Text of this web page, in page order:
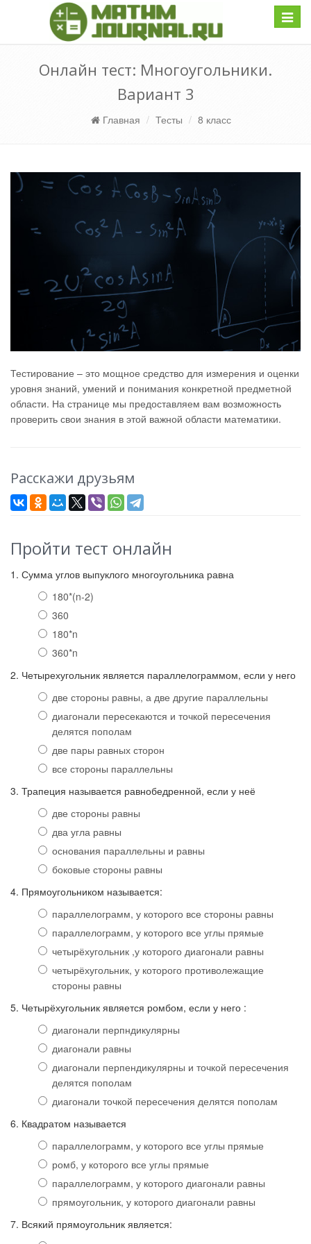
Онлайн тест: Многоугольники.
Вариант 3
Главная Тесты 8 класс
Тестирование – это мощное средство для измерения и оценки
уровня знаний, умений и понимания конкретной предметной
области. На странице мы предоставляем вам возможность
проверить свои знания в этой важной области математики.
Расскажи друзьям
Пройти тест онлайн
1. Сумма углов выпуклого многоугольника равна
180*(n-2)
360
180*n
360*n
2. Четырехугольник является параллелограммом, если у него
две стороны равны, а две другие параллельны
диагонали пересекаются и точкой пересечения
делятся пополам
две пары равных сторон
все стороны параллельны
3. Трапеция называется равнобедренной, если у неё
две стороны равны
два угла равны
основания параллельны и равны
боковые стороны равны
4. Прямоугольником называется:
параллелограмм, у которого все стороны равны
параллелограмм, у которого все углы прямые
четырёхугольник ,у которого диагонали равны
четырёхугольник, у которого противолежащие
стороны равны
5. Четырёхугольник является ромбом, если у него :
диагонали перпндикулярны
диагонали равны
диагонали перпендикулярны и точкой пересечения
делятся пополам
диагонали точкой пересечения делятся пополам
6. Квадратом называется
параллелограмм, у которого все углы прямые
ромб, у которого все углы прямые
параллелограмм, у которого диагонали равны
прямоугольник, у которого диагонали равны
7. Всякий прямоугольник является: